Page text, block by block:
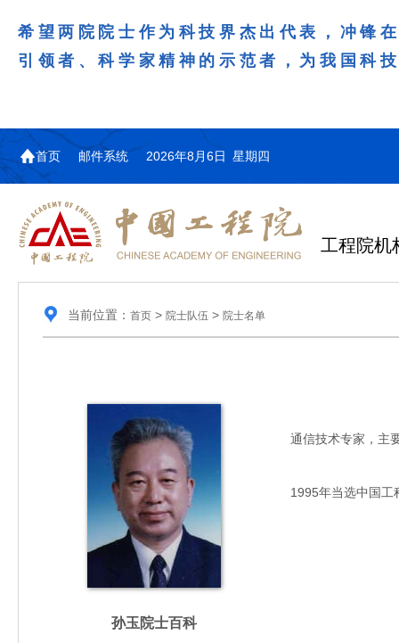
希望两院院士作为科技界杰出代表，冲锋
引领者、科学家精神的示范者，为我国科
首页 邮件系统 2026年8月6日 星期四
工程院机
当前位置： 首页> 院士队伍 > 院士名单
孙玉院士百科
通信技术专家，主要
1995年当选中国工